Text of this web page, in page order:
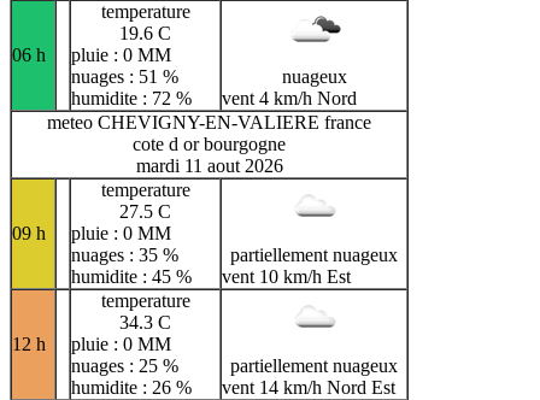
06 h
temperature
19.6 C
pluie : 0 MM
nuages : 51 %
humidite : 72 %
nuageux
vent 4 km/h Nord
meteo CHEVIGNY-EN-VALIERE france
cote d or bourgogne
mardi 11 aout 2026
09 h
temperature
27.5 C
pluie : 0 MM
nuages : 35 %
humidite : 45 %
partiellement nuageux
vent 10 km/h Est
12 h
temperature
34.3 C
pluie : 0 MM
nuages : 25 %
humidite : 26 %
partiellement nuageux
vent 14 km/h Nord Est